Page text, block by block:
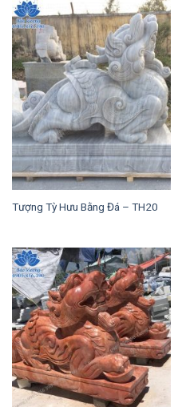
Tượng Tỳ Hưu Bằng Đá – TH20